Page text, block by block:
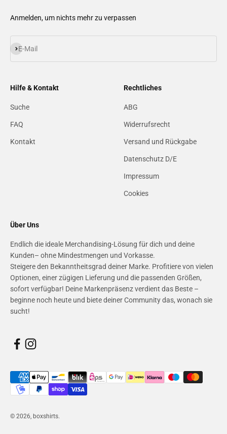
Anmelden, um nichts mehr zu verpassen
E-Mail
Abonnieren
Hilfe & Kontakt
Suche
FAQ
Kontakt
Rechtliches
ABG
Widerrufsrecht
Versand und Rückgabe
Datenschutz D/E
Impressum
Cookies
Über Uns
Endlich die ideale Merchandising-Lösung für dich und deine
Kunden– ohne Mindestmengen und Vorkasse.
Steigere den Bekanntheitsgrad deiner Marke. Profitiere von vielen
Optionen, einer zügigen Lieferung und die passenden Größen,
sofort verfügbar! Deine Markenpräsenz verdient das Beste –
beginne noch heute und biete deiner Community das, wonach sie
sucht!
© 2026, boxshirts.